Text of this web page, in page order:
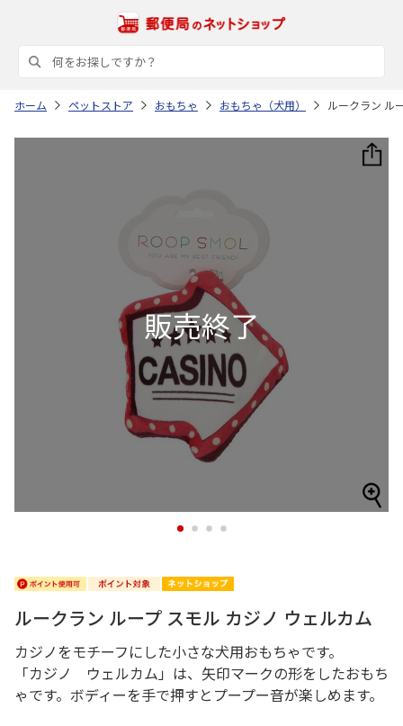
ホーム ペットストア おもちゃ おもちゃ（犬用） ルークラン ル
1 2 3 4
ルークラン ループ スモル カジノ ウェルカム
カジノをモチーフにした小さな犬用おもちゃです。
「カジノ ウェルカム」は、矢印マークの形をしたおもち
ゃです。ボディーを手で押すとプープー音が楽しめます。